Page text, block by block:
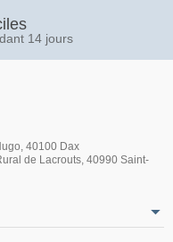
14 jours
40100 Dax
de Lacrouts, 40990 Saint-